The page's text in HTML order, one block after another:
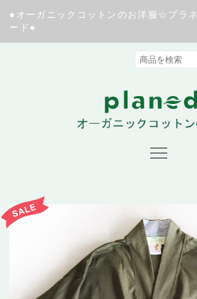
●オーガニックコットンのお洋服☆プラネ
ード●